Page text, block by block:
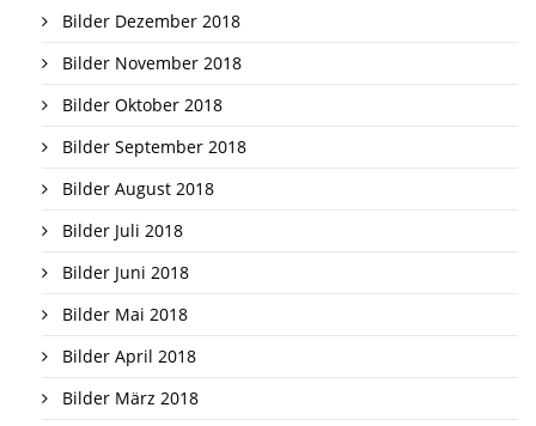
Bilder Dezember 2018
Bilder November 2018
Bilder Oktober 2018
Bilder September 2018
Bilder August 2018
Bilder Juli 2018
Bilder Juni 2018
Bilder Mai 2018
Bilder April 2018
Bilder März 2018